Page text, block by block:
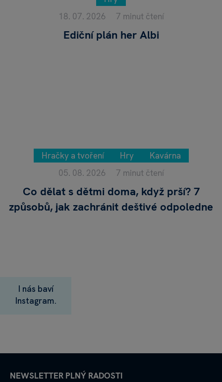
18. 07. 2026
7 minut čtení
Ediční plán her Albi
Hračky a tvoření Hry
Kavárna
05. 08. 2026
7 minut čtení
Co dělat s dětmi doma, když prší? 7
způsobů, jak zachránit deštivé odpoledne
I nás baví
Instagram.
NEWSLETTER PLNÝ RADOSTI